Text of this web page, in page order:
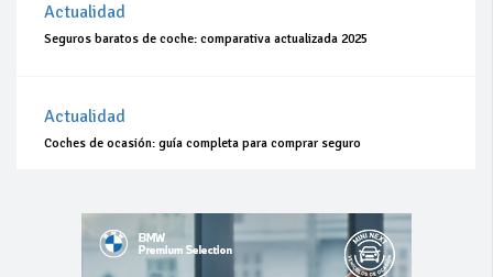
Actualidad
Seguros baratos de coche: comparativa actualizada 2025
Actualidad
Coches de ocasión: guía completa para comprar seguro